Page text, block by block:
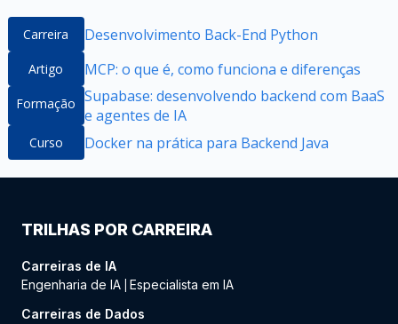
Carreira Desenvolvimento Back-End Python
Artigo MCP: o que é, como funciona e diferenças
Formação Supabase: desenvolvendo backend com BaaS
e agentes de IA
Curso Docker na prática para Backend Java
TRILHAS POR CARREIRA
Carreiras de IA
Engenharia de IA Especialista em IA
Carreiras de Dados